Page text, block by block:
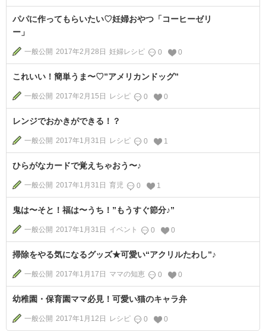
パパに作ってもらいたい♡妊婦おやつ「コーヒーゼリ
ー」
一般公開 2017年2月28日 妊婦レシピ 0 0
これいい！簡単うま〜♡”アメリカンドッグ”
一般公開 2017年2月15日 レシピ 0 0
レンジでおかきができる！？
一般公開 2017年1月31日 レシピ 0 1
ひらがなカードで覚えちゃおう〜♪
一般公開 2017年1月31日 育児 0 1
鬼は〜そと！福は〜うち！”もうすぐ節分♪”
一般公開 2017年1月31日 イベント 0 0
掃除をやる気になるグッズ★可愛い“アクリルたわし”♪
一般公開 2017年1月17日 ママの知恵 0 0
幼稚園・保育園ママ必見！可愛い猫のキャラ弁
一般公開 2017年1月12日 レシピ 0 0